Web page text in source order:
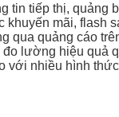
tin tiếp thị, quảng
mãi, flash
qua quảng cáo
lường hiệu quả
với nhiều hình